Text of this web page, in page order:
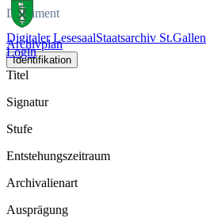
Digitaler LesesaalStaatsarchiv St.Gallen
Login
Dokument
Archivplan
Identifikation
Titel
Signatur
Stufe
Entstehungszeitraum
Archivalienart
Ausprägung